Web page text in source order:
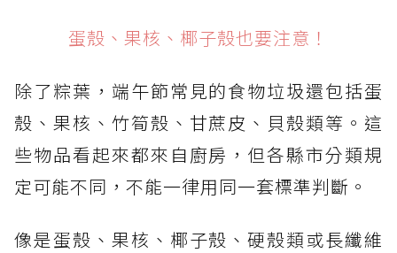
蛋殼、果核、椰子殼也要注意！
除了粽葉，端午節常見的食物垃圾還包括蛋
殼、果核、竹筍殼、甘蔗皮、貝殼類等。這
些物品看起來都來自廚房，但各縣市分類規
定可能不同，不能一律用同一套標準判斷。
像是蛋殼、果核、椰子殼、硬殼類或長纖維